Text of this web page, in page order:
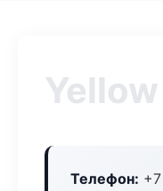
Телефон: